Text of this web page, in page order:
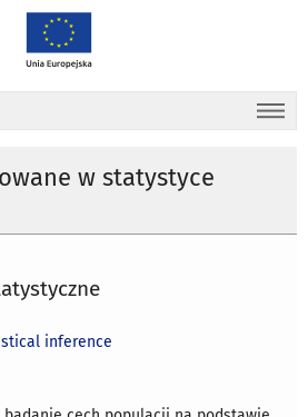
w statystyce
inference